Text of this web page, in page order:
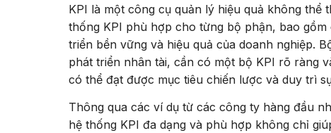
KPI là một công cụ quản lý hiệu quả không thể
thống KPI phù hợp cho từng bộ phận, bao
triển bền vững và hiệu quả của doanh nghiệp.
phát triển nhân tài, cần có một bộ KPI rõ ràng
có thể đạt được mục tiêu chiến lược và duy trì
Thông qua các ví dụ từ các công ty hàng đầu
hệ thống KPI đa dạng và phù hợp không chỉ